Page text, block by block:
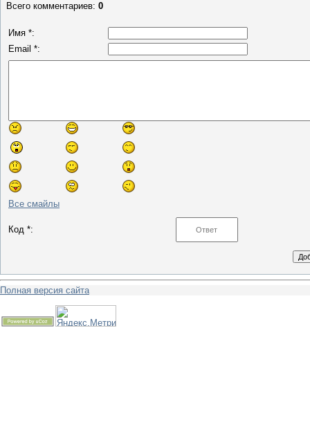
Всего комментариев: 0
Имя *:
Email *:
Все смайлы
Код *:
Полная версия сайта